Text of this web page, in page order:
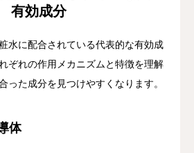
有効成分
水に配合されている代表的な有効成
ぞれの作用メカニズムと特徴を理解
った成分を見つけやすくなります。
体